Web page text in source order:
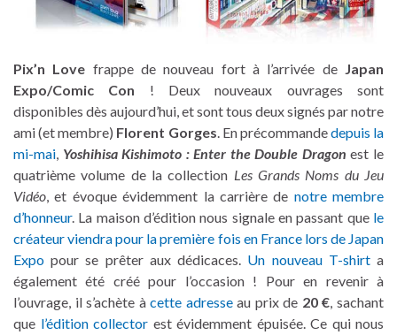
Pix’n Love frappe de nouveau fort à l’arrivée de Japan
Expo/Comic Con ! Deux nouveaux ouvrages sont
disponibles dès aujourd’hui, et sont tous deux signés par notre
ami (et membre) Florent Gorges. En précommandedepuis la
mi-mai, Yoshihisa Kishimoto : Enter the Double Dragon est le
quatrième volume de la collection Les Grands Noms du Jeu
Vidéo, et évoque évidemment la carrière de notre membre
d’honneur. La maison d’édition nous signale en passant que le
créateur viendra pour la première fois en France lors de Japan
Expo pour se prêter aux dédicaces. Un nouveau T-shirta
également été créé pour l’occasion ! Pour en revenir à
l’ouvrage, il s’achète àcette adresseau prix de 20 €, sachant
que l’édition collector est évidemment épuisée. Ce qui nous